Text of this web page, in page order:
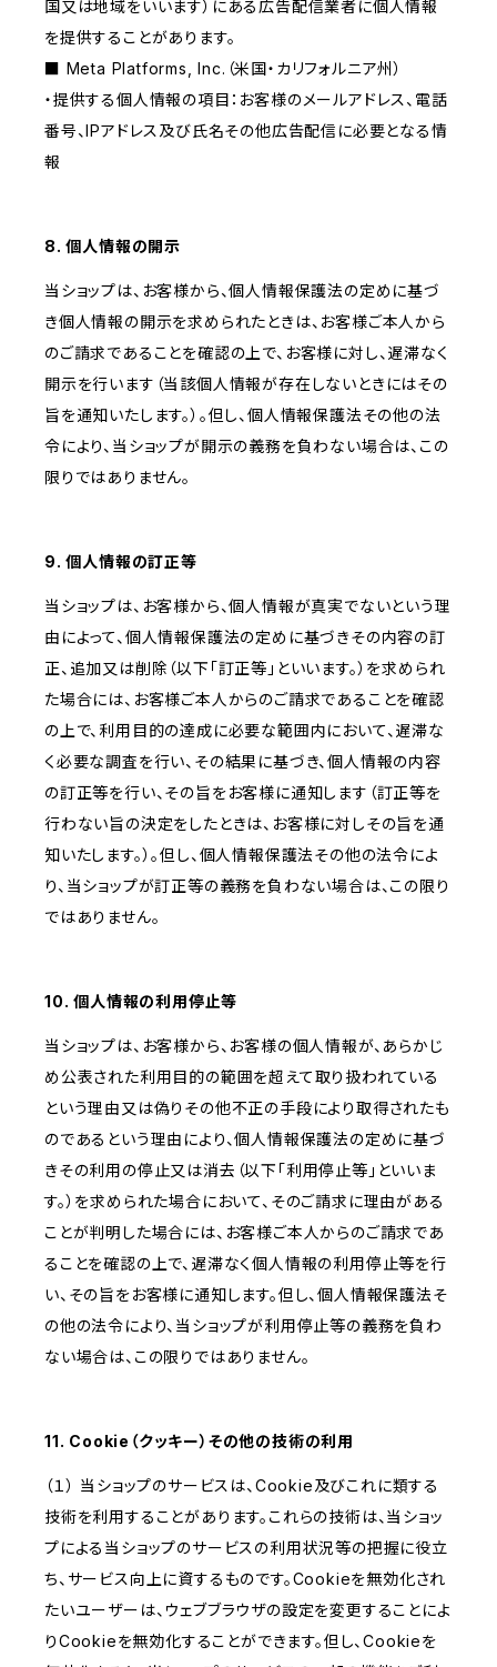
国又は地域をいいます）にある広告配信業者に個人情報
を提供することがあります。
■ Meta Platforms, Inc.（米国・カリフォルニア州）
・提供する個人情報の項目：お客様のメールアドレス、電話
番号、IPアドレス及び氏名その他広告配信に必要となる情
報
8. 個人情報の開示
当ショップは、お客様から、個人情報保護法の定めに基づ
き個人情報の開示を求められたときは、お客様ご本人から
のご請求であることを確認の上で、お客様に対し、遅滞なく
開示を行います（当該個人情報が存在しないときにはその
旨を通知いたします。）。但し、個人情報保護法その他の法
令により、当ショップが開示の義務を負わない場合は、この
限りではありません。
9. 個人情報の訂正等
当ショップは、お客様から、個人情報が真実でないという理
由によって、個人情報保護法の定めに基づきその内容の訂
正、追加又は削除（以下「訂正等」といいます。）を求められ
た場合には、お客様ご本人からのご請求であることを確認
の上で、利用目的の達成に必要な範囲内において、遅滞な
く必要な調査を行い、その結果に基づき、個人情報の内容
の訂正等を行い、その旨をお客様に通知します（訂正等を
行わない旨の決定をしたときは、お客様に対しその旨を通
知いたします。）。但し、個人情報保護法その他の法令によ
り、当ショップが訂正等の義務を負わない場合は、この限り
ではありません。
10. 個人情報の利用停止等
当ショップは、お客様から、お客様の個人情報が、あらかじ
め公表された利用目的の範囲を超えて取り扱われている
という理由又は偽りその他不正の手段により取得されたも
のであるという理由により、個人情報保護法の定めに基づ
きその利用の停止又は消去（以下「利用停止等」といいま
す。）を求められた場合において、そのご請求に理由がある
ことが判明した場合には、お客様ご本人からのご請求であ
ることを確認の上で、遅滞なく個人情報の利用停止等を行
い、その旨をお客様に通知します。但し、個人情報保護法そ
の他の法令により、当ショップが利用停止等の義務を負わ
ない場合は、この限りではありません。
11. Cookie（クッキー）その他の技術の利用
（１） 当ショップのサービスは、Cookie及びこれに類する
技術を利用することがあります。これらの技術は、当ショッ
プによる当ショップのサービスの利用状況等の把握に役立
ち、サービス向上に資するものです。Cookieを無効化され
たいユーザーは、ウェブブラウザの設定を変更することによ
りCookieを無効化することができます。但し、Cookieを